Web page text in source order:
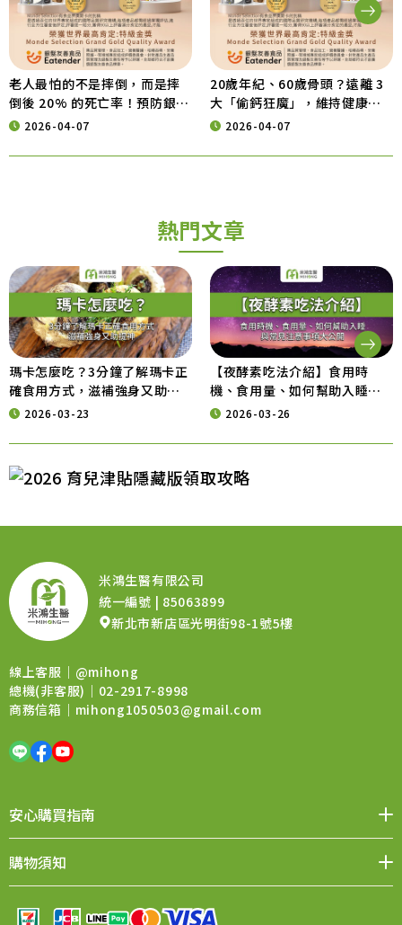
老人最怕的不是摔倒，而是摔
倒後 20% 的死亡率！預防銀髮
族意外，從營養補給開始
2026-04-07
20歲年紀、60歲骨頭？遠離 3
大「偷鈣狂魔」，維持健康行
動力的營養秘訣
2026-04-07
熱門文章
瑪卡怎麼吃？3分鐘了解瑪卡正
確食用方式，滋補強身又助提
神 2026-03-23
【夜酵素吃法介紹】食用時
機、食用量、如何幫助入睡與
常見注意事項大公開
2026-03-26
線上客服｜ @mihong
總機(非客服)｜02-2917-8998
商務信箱｜ mihong1050503@gmail.com
米鴻生醫有限公司
統一編號 | 85063899
新北市新店區光明街98-1號5樓
安心購買指南
購物須知